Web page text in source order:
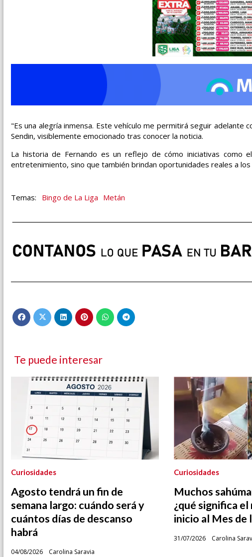
"Es una alegría inmensa. Este vehículo me permitirá seguir
Sendin, visiblemente emocionado tras conocer la noticia.
La historia de Fernando es un reflejo de cómo iniciativas como
entretenimiento, sino que también brindan oportunidades reales a los
Bingo de La Liga Metán
Te puede interesar
Agosto tendrá un fin de
semana largo: cuándo será y
cuántos días de descanso
habrá
Carolina Saravia
Curiosidades
04/08/2026
Muchos
¿qué significa
inicio al Mes de
Carolina
Curiosidades
31/07/2026